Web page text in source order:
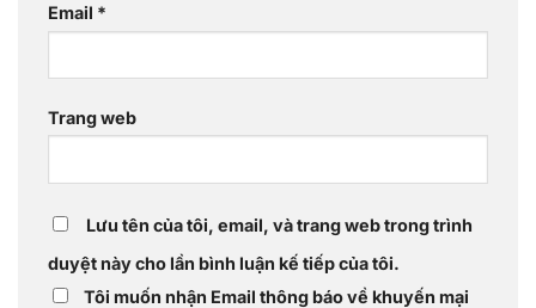
Email *
Trang web
Lưu tên của tôi, email, và trang web trong trình
duyệt này cho lần bình luận kế tiếp của tôi.
Tôi muốn nhận Email thông báo về khuyến mại